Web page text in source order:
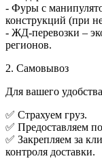
- Фуры с
конструкций (при
- ЖД-перевозки –
регионов.
2. Самовывоз
Для вашего
✅ Страхуем груз.
✅ Предоставляем
✅ Закрепляем за
контроля доставки.